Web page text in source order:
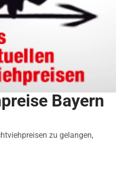
Bayern
zu gelangen,